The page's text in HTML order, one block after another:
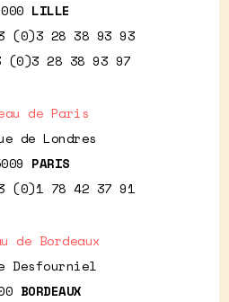
LILLE
(0)3 28 38 93 93
(0)3 28 38 93 97
de Paris
de Londres
PARIS
(0)1 78 42 37 91
de Bordeaux
Desfourniel
BORDEAUX